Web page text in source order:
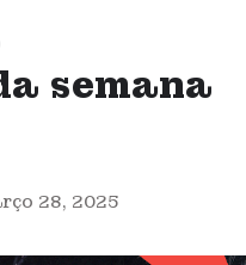
semana
28, 2025